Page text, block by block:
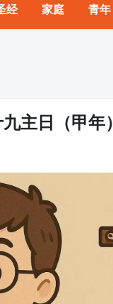
经 家庭 青年
主日（甲年）